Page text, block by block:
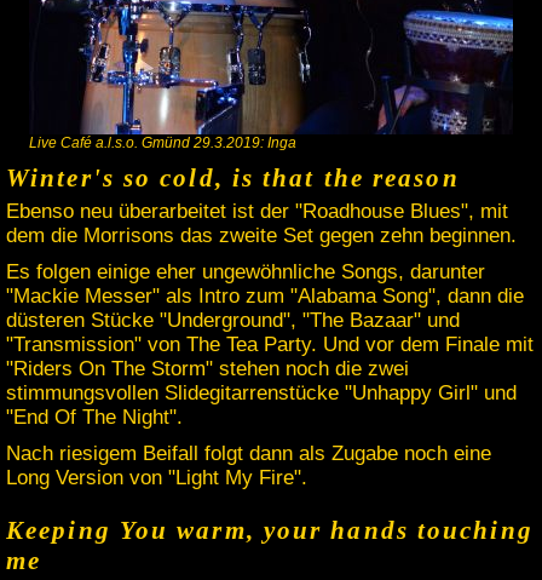
Live Café a.l.s.o. Gmünd 29.3.2019: Inga
Winter's so cold, is that the reason
Ebenso neu überarbeitet ist der "Roadhouse Blues", mit
dem die Morrisons das zweite Set gegen zehn beginnen.
Es folgen einige eher ungewöhnliche Songs, darunter
"Mackie Messer" als Intro zum "Alabama Song", dann die
düsteren Stücke "Underground", "The Bazaar" und
"Transmission" von The Tea Party. Und vor dem Finale mit
"Riders On The Storm" stehen noch die zwei
stimmungsvollen Slidegitarrenstücke "Unhappy Girl" und
"End Of The Night".
Nach riesigem Beifall folgt dann als Zugabe noch eine
Long Version von "Light My Fire".
Keeping You warm, your hands touching
me